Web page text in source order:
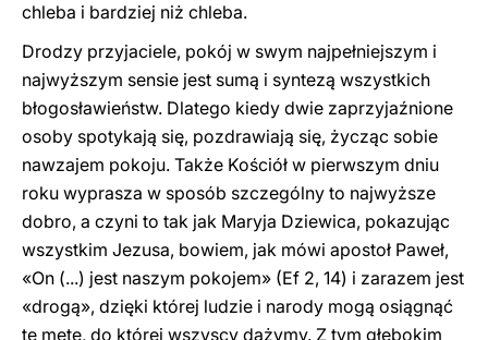
chleba i bardziej niż chleba.
Drodzy przyjaciele, pokój w swym najpełniejszym i
najwyższym sensie jest sumą i syntezą wszystkich
błogosławieństw. Dlatego kiedy dwie zaprzyjaźnione
osoby spotykają się, pozdrawiają się, życząc sobie
nawzajem pokoju. Także Kościół w pierwszym dniu
roku wyprasza w sposób szczególny to najwyższe
dobro, a czyni to tak jak Maryja Dziewica, pokazując
wszystkim Jezusa, bowiem, jak mówi apostoł Paweł,
«On (...) jest naszym pokojem» (Ef 2, 14) i zarazem jest
«drogą», dzięki której ludzie i narody mogą osiągnąć
tę metę, do której wszyscy dążymy. Z tym głębokim